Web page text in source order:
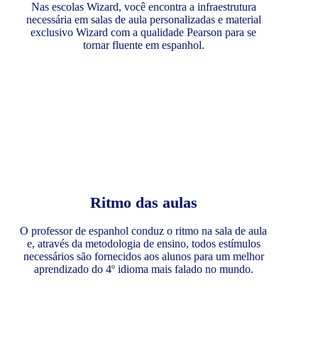
Nas escolas Wizard, você encontra a infraestrutura
necessária em salas de aula personalizadas e material
exclusivo Wizard com a qualidade Pearson para se
tornar fluente em espanhol.
Ritmo das aulas
O professor de espanhol conduz o ritmo na sala de aula
e, através da metodologia de ensino, todos estímulos
necessários são fornecidos aos alunos para um melhor
aprendizado do 4º idioma mais falado no mundo.